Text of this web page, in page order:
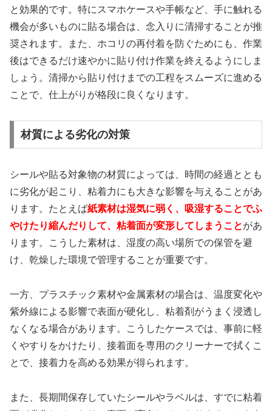
と効果的です。特にスマホケースや手帳など、手に触れる
機会が多いものに貼る場合は、念入りに清掃することが推
奨されます。また、ホコリの再付着を防ぐためにも、作業
後はできるだけ速やかに貼り付け作業を終えるようにしま
しょう。清掃から貼り付けまでの工程をスムーズに進める
ことで、仕上がりが格段に良くなります。
材質による劣化の対策
シールや貼る対象物の材質によっては、時間の経過ととも
に劣化が起こり、粘着力にも大きな影響を与えることがあ
ります。たとえば紙素材は湿気に弱く、吸湿することでふ
やけたり縮んだりして、粘着面が変形してしまうことがあ
ります。こうした素材は、湿度の高い場所での保管を避
け、乾燥した環境で管理することが重要です。
一方、プラスチック素材や金属素材の場合は、温度変化や
紫外線による影響で表面が硬化し、粘着剤がうまく浸透し
なくなる場合があります。こうしたケースでは、事前に軽
くやすりをかけたり、接着面を専用のクリーナーで拭くこ
とで、接着力を高める効果が得られます。
また、長期間保存していたシールやラベルは、すでに粘着